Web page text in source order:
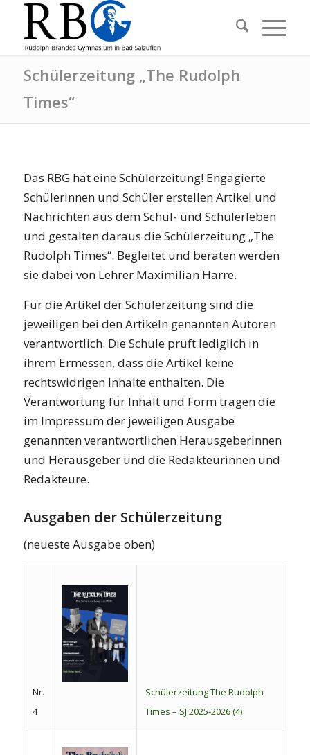
Schülerzeitung „The Rudolph
Times“
Das RBG hat eine Schülerzeitung! Engagierte
Schülerinnen und Schüler erstellen Artikel und
Nachrichten aus dem Schul- und Schülerleben
und gestalten daraus die Schülerzeitung „The
Rudolph Times“. Begleitet und beraten werden
sie dabei von Lehrer Maximilian Harre.
Für die Artikel der Schülerzeitung sind die
jeweiligen bei den Artikeln genannten Autoren
verantwortlich. Die Schule prüft lediglich in
ihrem Ermessen, dass die Artikel keine
rechtswidrigen Inhalte enthalten. Die
Verantwortung für Inhalt und Form tragen die
im Impressum der jeweiligen Ausgabe
genannten verantwortlichen Herausgeberinnen
und Herausgeber und die Redakteurinnen und
Redakteure.
Ausgaben der Schülerzeitung
(neueste Ausgabe oben)
Nr.
4
Schülerzeitung The Rudolph
Times – SJ 2025-2026 (4)